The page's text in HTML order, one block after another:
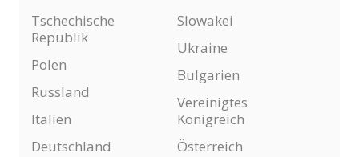
Tschechische
Republik
Polen
Russland
Italien
Deutschland
Slowakei
Ukraine
Bulgarien
Vereinigtes
Königreich
Österreich